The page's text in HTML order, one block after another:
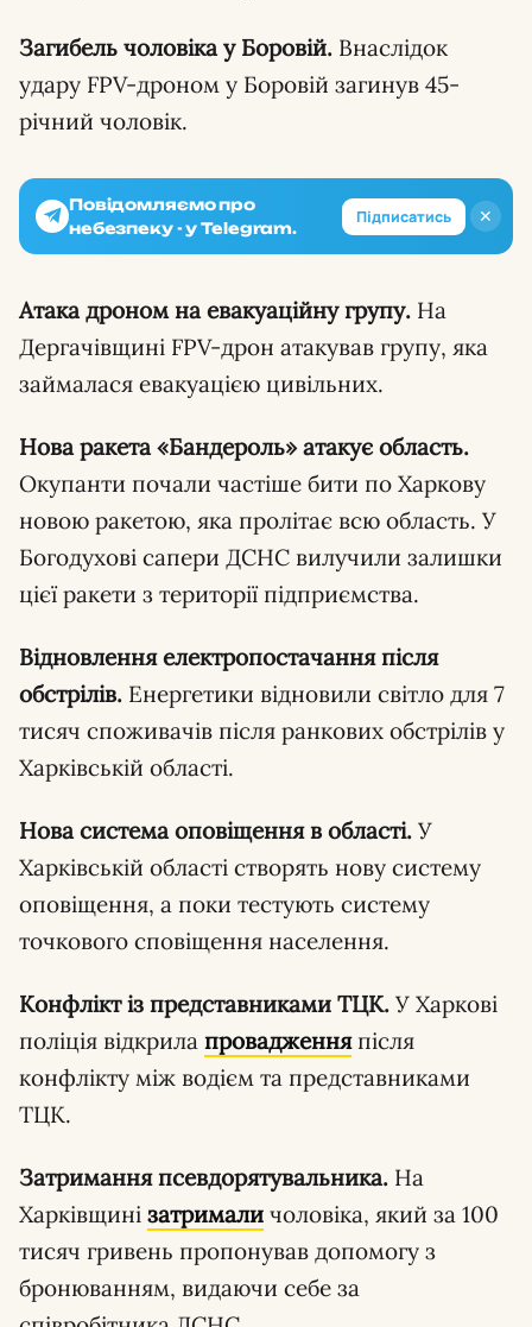
Загибель чоловіка у Боровій. Внаслідок
удару FPV-дроном у Боровій загинув 45-
річний чоловік.
✕
Повідомляємо про
небезпеку - у Telegram.
Підписатись
Атака дроном на евакуаційну групу. На
Дергачівщині FPV-дрон атакував групу, яка
займалася евакуацією цивільних.
Нова ракета «Бандероль» атакує область.
Окупанти почали частіше бити по Харкову
новою ракетою, яка пролітає всю область. У
Богодухові сапери ДСНС вилучили залишки
цієї ракети з території підприємства.
Відновлення електропостачання після
обстрілів. Енергетики відновили світло для 7
тисяч споживачів після ранкових обстрілів у
Харківській області.
Нова система оповіщення в області. У
Харківській області створять нову систему
оповіщення, а поки тестують систему
точкового сповіщення населення.
Конфлікт із представниками ТЦК. У Харкові
поліція відкрила провадженняпісля
конфлікту між водієм та представниками
ТЦК.
Затримання псевдорятувальника. На
Харківщині затримали чоловіка, який за 100
тисяч гривень пропонував допомогу з
бронюванням, видаючи себе за